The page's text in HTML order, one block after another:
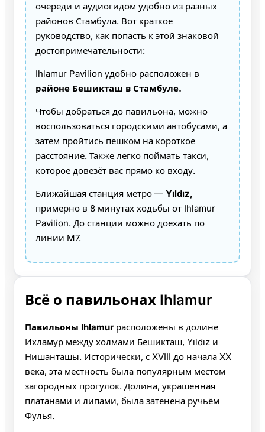
очереди и аудиогидом удобно из разных
районов Стамбула. Вот краткое
руководство, как попасть к этой знаковой
достопримечательности:
Ihlamur Pavilion удобно расположен в
районе Бешикташ в Стамбуле.
Чтобы добраться до павильона, можно
воспользоваться городскими автобусами, а
затем пройтись пешком на короткое
расстояние. Также легко поймать такси,
которое довезёт вас прямо ко входу.
Ближайшая станция метро — Yıldız,
примерно в 8 минутах ходьбы от Ihlamur
Pavilion. До станции можно доехать по
линии M7.
Всё о павильонах Ihlamur
Павильоны Ihlamur расположены в долине
Ихламур между холмами Бешикташ, Yıldız и
Нишанташы. Исторически, с XVIII до начала XX
века, эта местность была популярным местом
загородных прогулок. Долина, украшенная
платанами и липами, была затенена ручьём
Фулья.